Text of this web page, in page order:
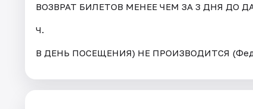
ВОЗВРАТ БИЛЕТОВ МЕНЕЕ ЧЕМ ЗА 3 ДНЯ ДО
Ч.
В ДЕНЬ ПОСЕЩЕНИЯ) НЕ ПРОИЗВОДИТСЯ